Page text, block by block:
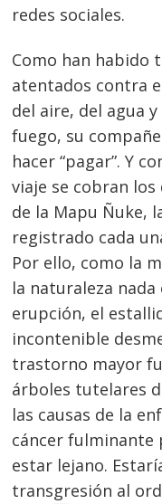
redes sociales.
Como han habido
atentados contra
del aire, del agua
fuego, su
hacer “pagar”. Y
viaje se cobran
de la Mapu Ñuke,
registrado cada
Por ello, como la
la naturaleza
erupción, el
incontenible
trastorno mayor
árboles tutelares
las causas de la
cáncer fulminante
estar lejano.
transgresión al
Navegación
de
entradas